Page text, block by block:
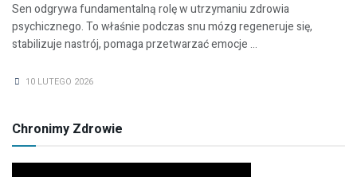
Sen odgrywa fundamentalną rolę w utrzymaniu zdrowia
psychicznego. To właśnie podczas snu mózg regeneruje się,
stabilizuje nastrój, pomaga przetwarzać emocje ...
10 LUTEGO 2026
Chronimy Zdrowie